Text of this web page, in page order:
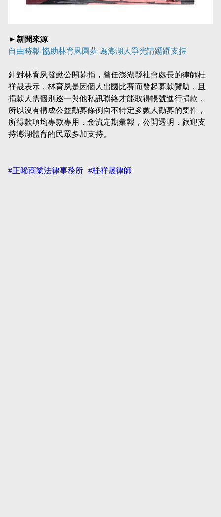
►新聞來源
自由時報-協助林育夙圓夢 為澎湖人爭光請踴躍支持
針對林育夙發動公開募捐，曾任澎湖縣社會處長的律師桂
祥晟表示，林育夙是因個人出國比賽而發起募款贊助，且
捐款人需個別逐一與他私訊聯絡才能取得帳號進行捐款，
所以沒有構成公益勸募條例向不特定多數人勸募的要件，
所得款項均專款專用，金流定期彙報，公開透明，歡迎支
持澎湖體育的民眾多加支持。
#正晞商業法律事務所 #桂祥晟律師